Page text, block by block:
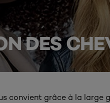
DES
convient grâce à la large